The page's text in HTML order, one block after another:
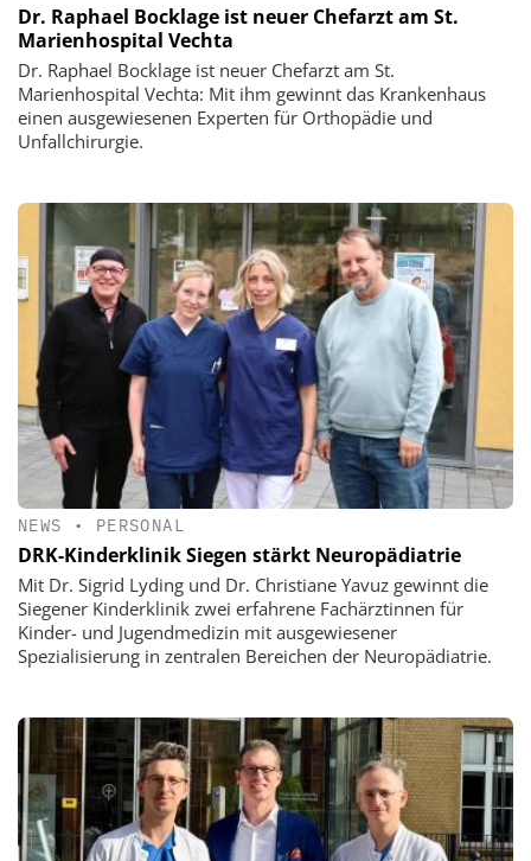
Dr. Raphael Bocklage ist neuer Chefarzt am St.
Marienhospital Vechta
Dr. Raphael Bocklage ist neuer Chefarzt am St.
Marienhospital Vechta: Mit ihm gewinnt das Krankenhaus
einen ausgewiesenen Experten für Orthopädie und
Unfallchirurgie.
NEWS • PERSONAL
DRK-Kinderklinik Siegen stärkt Neuropädiatrie
Mit Dr. Sigrid Lyding und Dr. Christiane Yavuz gewinnt die
Siegener Kinderklinik zwei erfahrene Fachärztinnen für
Kinder- und Jugendmedizin mit ausgewiesener
Spezialisierung in zentralen Bereichen der Neuropädiatrie.